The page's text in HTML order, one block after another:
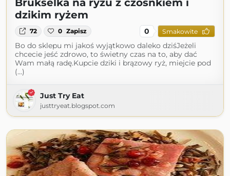
Brukselka na ryżu z czosnkiem i
dzikim ryżem
72 0 Zapisz 0 Smakowite
Bo do sklepu mi jakoś wyjątkowo daleko dziśJeżeli
chcecie jeść zdrowo, to świetny czas na to, aby dać
Wam małą radę.Kupcie dziki i brązowy ryż, miejcie pod
(...)
Just Try Eat
justtryeat.blogspot.com